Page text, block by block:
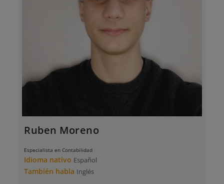
Ruben Moreno
Especialista en Contabilidad
Idioma nativo Español
También habla Inglés